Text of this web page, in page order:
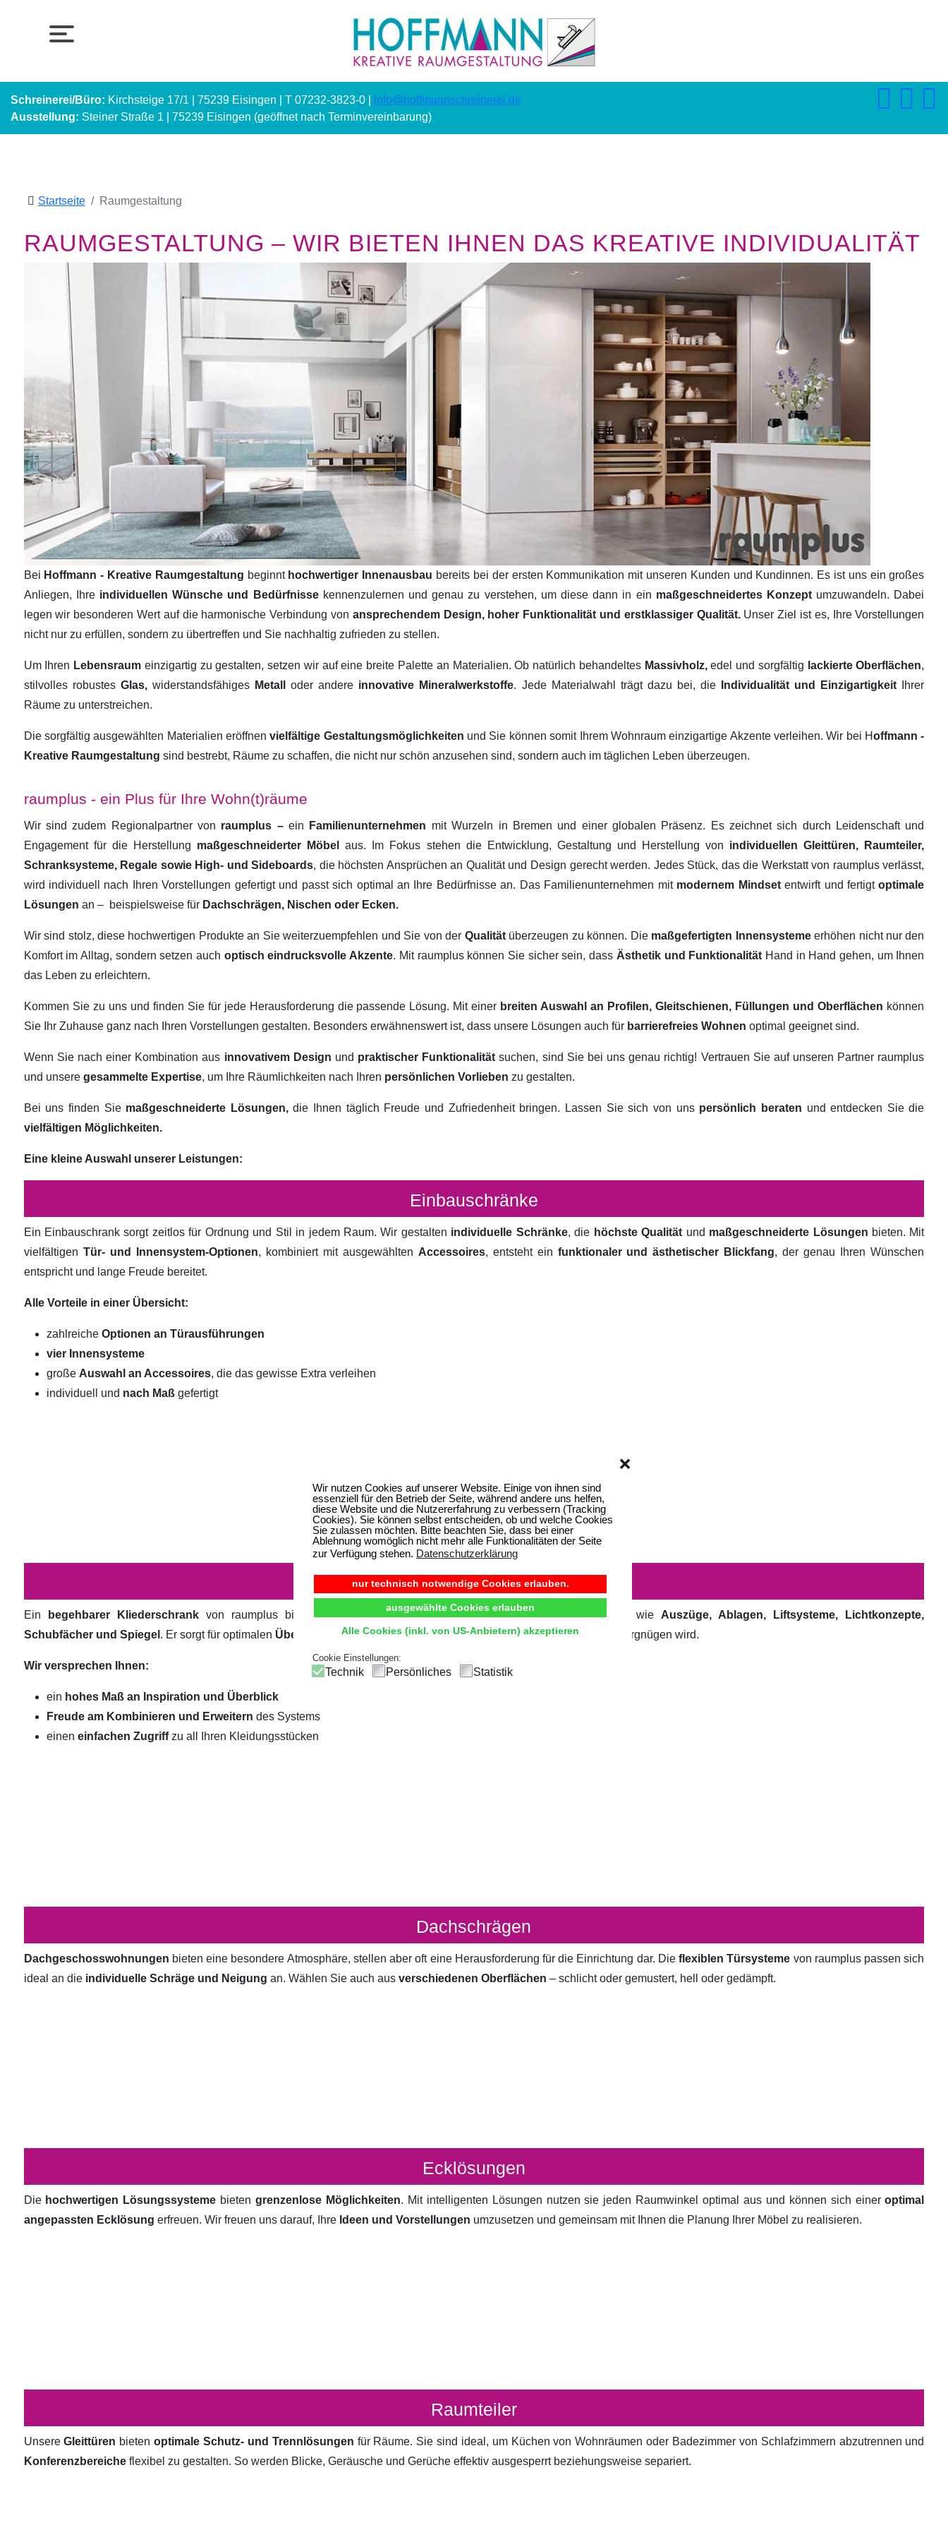
Wir nutzen Cookies auf unserer Website. Einige von ihnen sind
essenziell für den Betrieb der Seite, während andere uns helfen,
diese Website und die Nutzererfahrung zu verbessern (Tracking
Cookies). Sie können selbst entscheiden, ob und welche Cookies
Sie zulassen möchten. Bitte beachten Sie, dass bei einer
Ablehnung womöglich nicht mehr alle Funktionalitäten der Seite
zur Verfügung stehen. Datenschutzerklärung
nur technisch notwendige Cookies erlauben.
ausgewählte Cookies erlauben
Alle Cookies (inkl. von US-Anbietern) akzeptieren
❌
Cookie Einstellungen:
Technik Persönliches Statistik
Schreinerei/Büro: Kirchsteige 17/1 | 75239 Eisingen | T 07232-3823-0 | info@hoffmannschreinerei.de
Ausstellung: Steiner Straße 1 | 75239 Eisingen (geöffnet nach Terminvereinbarung)
Startseite Raumgestaltung
RAUMGESTALTUNG – WIR BIETEN IHNEN DAS KREATIVE INDIVIDUALITÄT
Bei Hoffmann - Kreative Raumgestaltung beginnt hochwertiger Innenausbau bereits bei der ersten Kommunikation mit unseren Kunden und Kundinnen. Es ist uns ein großes
Anliegen, Ihre individuellen Wünsche und Bedürfnisse kennenzulernen und genau zu verstehen, um diese dann in ein maßgeschneidertes Konzept umzuwandeln. Dabei
legen wir besonderen Wert auf die harmonische Verbindung von ansprechendem Design, hoher Funktionalität und erstklassiger Qualität.Unser Ziel ist es, Ihre Vorstellungen
nicht nur zu erfüllen, sondern zu übertreffen und Sie nachhaltig zufrieden zu stellen.
Um Ihren Lebensraum einzigartig zu gestalten, setzen wir auf eine breite Palette an Materialien. Ob natürlich behandeltes Massivholz,edel und sorgfältig lackierte Oberflächen,
stilvolles robustes Glas,widerstandsfähiges Metalloder andere innovative Mineralwerkstoffe. Jede Materialwahl trägt dazu bei, die Individualität und Einzigartigkeit
Ihrer
Räume zu unterstreichen.
Die sorgfältig ausgewählten Materialien eröffnenvielfältige Gestaltungsmöglichkeiten und Sie können somit Ihrem Wohnraum einzigartige Akzente verleihen. Wir bei Hoffmann -
Kreative Raumgestaltung sind bestrebt, Räume zu schaffen, die nicht nur schön anzusehen sind, sondern auch im täglichen Leben überzeugen.
raumplus - ein Plus für Ihre Wohn(t)räume
Wir sind zudem Regionalpartner von raumplus –ein Familienunternehmen mit Wurzeln in Bremen und einer globalen Präsenz. Es zeichnet sich durch Leidenschaft und
Engagement für die Herstellung maßgeschneiderter Möbelaus. Im Fokus stehen die Entwicklung, Gestaltung und Herstellung von individuellen Gleittüren, Raumteiler,
Schranksysteme, Regale sowie High- und Sideboards, die höchsten Ansprüchen an Qualität und Design gerecht werden. Jedes Stück, das die Werkstatt von raumplus verlässt,
wird individuell nach Ihren Vorstellungen gefertigt und passt sich optimal an Ihre Bedürfnisse an. Das Familienunternehmen mit modernem Mindsetentwirft und fertigtoptimale
Lösungen an – beispielsweise für Dachschrägen, Nischen oder Ecken.
Wir sind stolz, diese hochwertigen Produkte an Sie weiterzuempfehlen und Sie von der Qualität überzeugen zu können. Die maßgefertigten Innensystemeerhöhen nicht nur den
Komfort im Alltag, sondern setzen auch optisch eindrucksvolle Akzente. Mit raumplus können Sie sicher sein, dass Ästhetik und Funktionalität Hand in Hand gehen, um Ihnen
das Leben zu erleichtern.
Kommen Sie zu uns und finden Sie für jede Herausforderung die passende Lösung. Mit einer breiten Auswahl an Profilen, Gleitschienen, Füllungen und Oberflächen können
Sie Ihr Zuhause ganz nach Ihren Vorstellungen gestalten. Besonders erwähnenswert ist, dass unsere Lösungen auch für barrierefreies Wohnen optimal geeignet sind.
Wenn Sie nach einer Kombination aus innovativem Design und praktischer Funktionalitätsuchen, sind Sie bei uns genau richtig! Vertrauen Sie auf unseren Partner raumplus
und unsere gesammelte Expertise, um Ihre Räumlichkeiten nach Ihren persönlichen Vorlieben zu gestalten.
Bei uns finden Sie maßgeschneiderte Lösungen,die Ihnen täglich Freude und Zufriedenheit bringen. Lassen Sie sich von uns persönlich beraten und entdecken Sie die
vielfältigen Möglichkeiten.
Eine kleine Auswahl unserer Leistungen:
Einbauschränke
Ein Einbauschrank sorgt zeitlos für Ordnung und Stil in jedem Raum. Wir gestalten individuelle Schränke, die höchste Qualität und maßgeschneiderte Lösungen bieten. Mit
vielfältigen Tür- und Innensystem-Optionen, kombiniert mit ausgewählten Accessoires, entsteht ein funktionaler und ästhetischer Blickfang, der genau Ihren Wünschen
entspricht und lange Freude bereitet.
Alle Vorteile in einer Übersicht:
zahlreiche Optionen an Türausführungen
vier Innensysteme
große Auswahl an Accessoires, die das gewisse Extra verleihen
individuell und nach Maß gefertigt
Begehbarer Kleiderschrank
Ein begehbarer Kliederschrank von raumplus bietetKomfortundÜbersichtdurch hochwertige Innensysteme wie Auszüge, Ablagen, Liftsysteme, Lichtkonzepte,
Schubfächer und Spiegel . Er sorgt für optimalen Überblick und einfachen Zugriff, sodass die tägliche Outfitwahl zum Vergnügen wird.
Wir versprechen Ihnen:
ein hohes Maß an Inspiration und Überblick
Freude am Kombinieren und Erweitern des Systems
einen einfachen Zugriffzu all Ihren Kleidungsstücken
Dachschrägen
Dachgeschosswohnungen bieten eine besondere Atmosphäre, stellen aber oft eine Herausforderung für die Einrichtung dar. Dieflexiblen Türsysteme von raumplus passen sich
ideal an die individuelle Schräge und Neigung an. Wählen Sie auch aus verschiedenen Oberflächen – schlicht oder gemustert, hell oder gedämpft.
Ecklösungen
Die hochwertigen Lösungssysteme bietengrenzenlose Möglichkeiten. Mit intelligenten Lösungen nutzen sie jeden Raumwinkel optimal aus und können sich eineroptimal
angepassten Ecklösung erfreuen. Wir freuen uns darauf, Ihre Ideen und Vorstellungen umzusetzen und gemeinsam mit Ihnen die Planung Ihrer Möbel zu realisieren.
Raumteiler
UnsereGleittüren bietenoptimale Schutz- und Trennlösungen für Räume. Sie sind ideal, um Küchen von Wohnräumen oder Badezimmer von Schlafzimmern abzutrennen und
Konferenzbereiche flexibel zu gestalten. So werden Blicke, Geräusche und Gerüche effektiv ausgesperrt beziehungsweise separiert.